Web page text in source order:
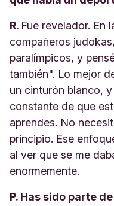
R. Fue revelador. En
compañeros
paralímpicos, y
también". Lo mejor
un cinturón blanco,
constante de que
aprendes. No
principio. Ese
al ver que se me
enormemente.
P. Has sido parte